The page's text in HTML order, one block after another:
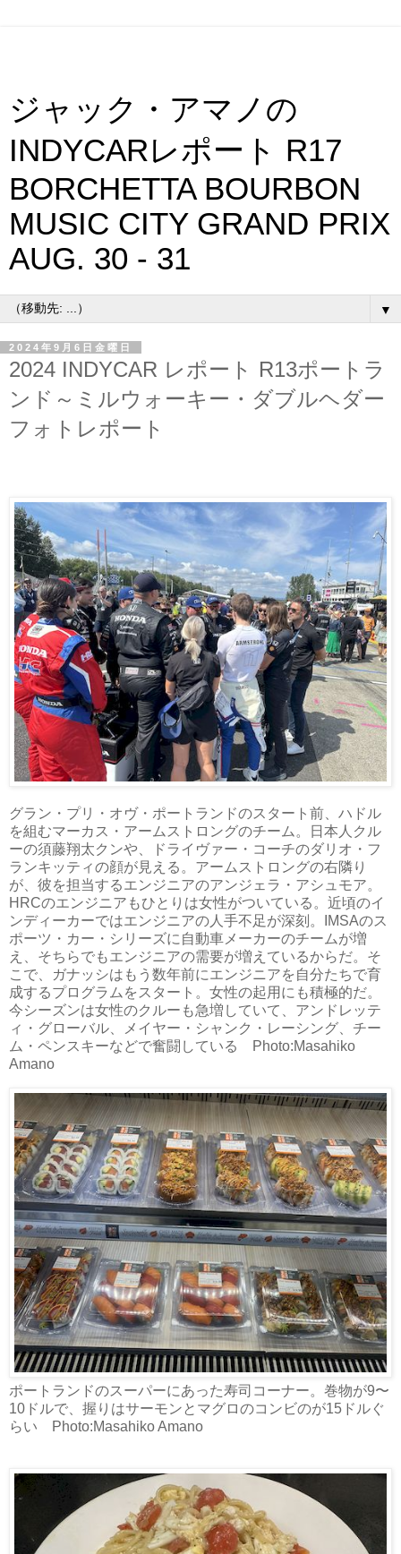
ジャック・アマノの
INDYCARレポート R17
BORCHETTA BOURBON
MUSIC CITY GRAND PRIX
AUG. 30 - 31
▼
2024年9月6日金曜日
2024 INDYCAR レポート R13ポートラ
ンド～ミルウォーキー・ダブルヘダー
フォトレポート
グラン・プリ・オヴ・ポートランドのスタート前、ハドル
を組むマーカス・アームストロングのチーム。日本人クル
ーの須藤翔太クンや、ドライヴァー・コーチのダリオ・フ
ランキッティの顔が見える。アームストロングの右隣り
が、彼を担当するエンジニアのアンジェラ・アシュモア。
HRCのエンジニアもひとりは女性がついている。近頃のイ
ンディーカーではエンジニアの人手不足が深刻。IMSAのス
ポーツ・カー・シリーズに自動車メーカーのチームが増
え、そちらでもエンジニアの需要が増えているからだ。そ
こで、ガナッシはもう数年前にエンジニアを自分たちで育
成するプログラムをスタート。女性の起用にも積極的だ。
今シーズンは女性のクルーも急増していて、アンドレッテ
ィ・グローバル、メイヤー・シャンク・レーシング、チー
ム・ペンスキーなどで奮闘している Photo:Masahiko
Amano
ポートランドのスーパーにあった寿司コーナー。巻物が9〜
10ドルで、握りはサーモンとマグロのコンビのが15ドルぐ
らい Photo:Masahiko Amano